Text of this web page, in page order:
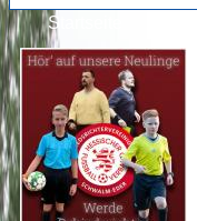
Startseite